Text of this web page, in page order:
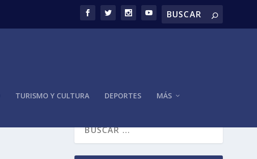
TURISMO Y CULTURA DEPORTES MÁS